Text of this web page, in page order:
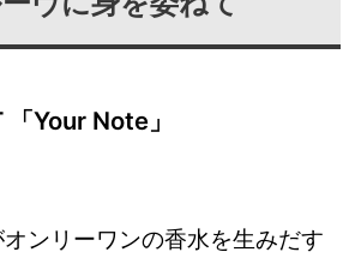
Your Note」
ンリーワンの香水を生みだす